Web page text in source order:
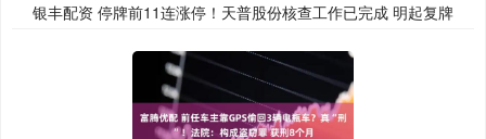
银丰配资 停牌前11连涨停！天普股份核查工作已完成 明起复牌